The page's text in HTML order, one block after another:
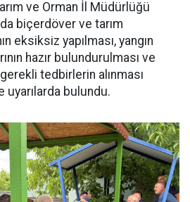
ve Orman İl Müdürlüğü
biçerdöver ve tarım
eksiksiz yapılması, yangın
hazır bulundurulması ve
gerekli tedbirlerin alınması
bulundu.